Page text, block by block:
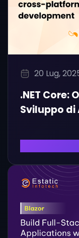
20 Lug,
.NET Core:
Sviluppo